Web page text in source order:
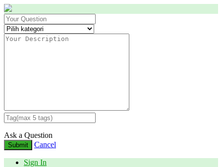
Ask a Question
Submit Cancel
Sign In